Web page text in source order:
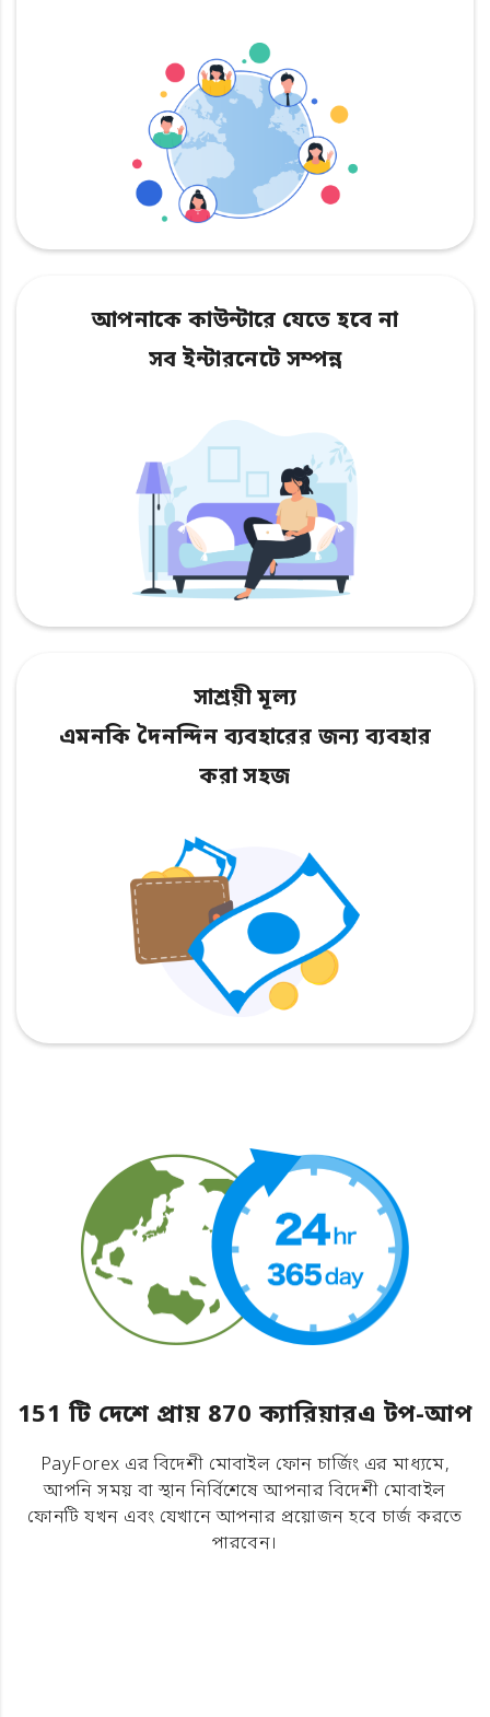
আপনাকে কাউন্টারে যেতে হবে না
সব ইন্টারনেটে সম্পন্ন
সাশ্রয়ী মূল্য
এমনকি দৈনন্দিন ব্যবহারের জন্য ব্যবহার
করা সহজ
151 টি দেশে প্রায় 870 ক্যারিয়ারএ টপ-আপ
PayForex এর বিদেশী মোবাইল ফোন চার্জিং এর মাধ্যমে,
আপনি সময় বা স্থান নির্বিশেষে আপনার বিদেশী মোবাইল
ফোনটি যখন এবং যেখানে আপনার প্রয়োজন হবে চার্জ করতে
পারবেন।